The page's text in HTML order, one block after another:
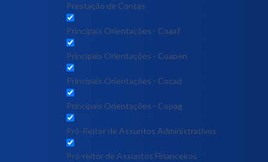
Prestação de Contas
Principais Orientações - Coaaf
Principais Orientações - Coapen
Principais Orientações - Cocad
Principais Orientações - Copag
Pró-Reitor de Assuntos Administrativos
Pró-reitor de Assuntos Financeiros